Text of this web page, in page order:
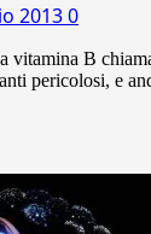
20130
vitamina B
pericolosi, e